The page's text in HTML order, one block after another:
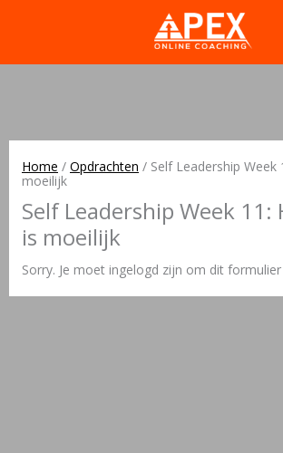
Home / Opdrachten / Self Leadership Week
moeilijk
Self Leadership Week 11:
is moeilijk
Sorry. Je moet ingelogd zijn om dit